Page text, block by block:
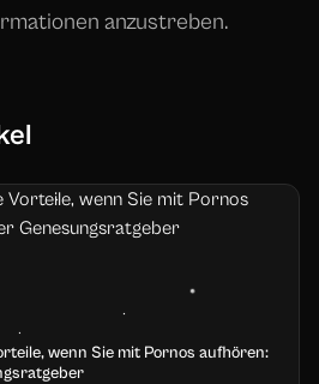
anzustreben.
wenn Sie mit Pornos aufhören: